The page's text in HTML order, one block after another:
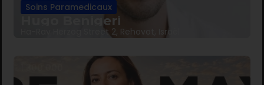
Soins Paramedicaux
Hugo Benigeri
Ha-Rav Herzog Street 2, Rehovot, Israël